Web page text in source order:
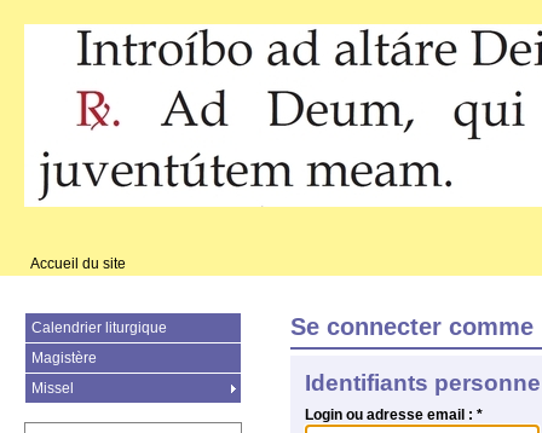
Accueil du site
Se connecter
Identifiants
Login ou adresse email : *
Calendrier liturgique
Magistère
Missel